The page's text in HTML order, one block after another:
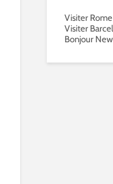
Visiter
Visiter
Bonjour